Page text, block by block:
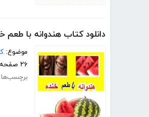
دانلود کتاب هندوانه با طعم
موضوع:
۲۶ صفحه